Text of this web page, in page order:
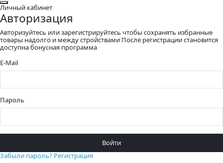
Закрыть
Личный кабинет
Авторизация
Авторизуйтесь или зарегистрируйтесь чтобы сохранять избранные
товары надолго и между стройствами После регистрации становится
доступна бонусная программа
E-Mail
Пароль
Войти
Забыли пароль? Регистрация